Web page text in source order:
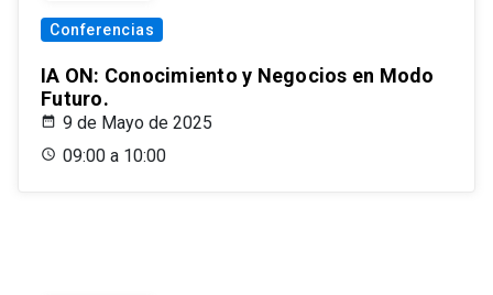
Conferencias
IA ON: Conocimiento y Negocios en Modo
Futuro.
9 de Mayo de 2025
09:00 a 10:00